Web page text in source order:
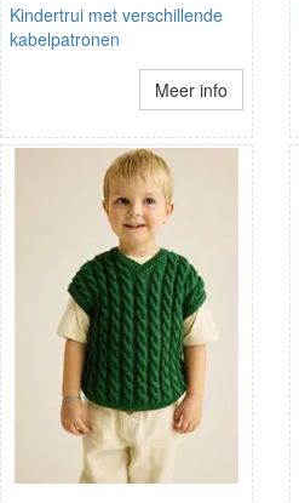
Kindertrui met verschillende
kabelpatronen
Meer info